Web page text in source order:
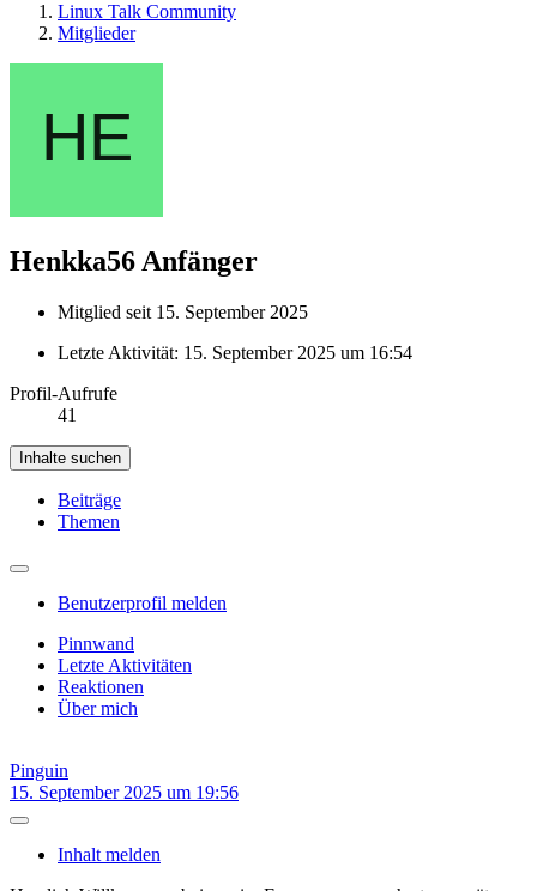
Linux Talk Community
Mitglieder
Henkka56 Anfänger
Mitglied seit 15. September 2025
Letzte Aktivität: 15. September 2025 um 16:54
Profil-Aufrufe
41
Inhalte suchen
Beiträge
Themen
Benutzerprofil melden
Pinnwand
Letzte Aktivitäten
Reaktionen
Über mich
Pinguin
15. September 2025 um 19:56
Inhalt melden